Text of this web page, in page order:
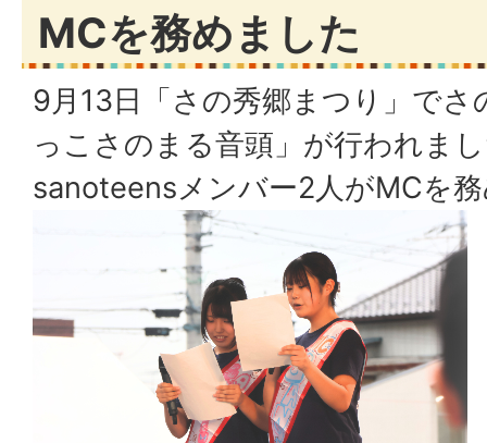
MCを務めました
9月13日「さの秀郷まつり」で
っこさのまる音頭」が行われま
sanoteensメンバー2人がMCを